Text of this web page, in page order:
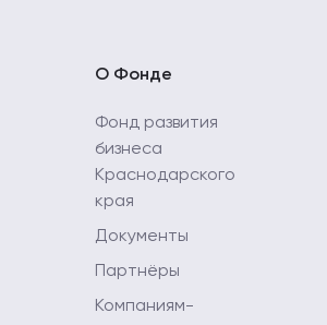
О Фонде
Фонд развития
бизнеса
Краснодарского
края
Документы
Партнёры
Компаниям-